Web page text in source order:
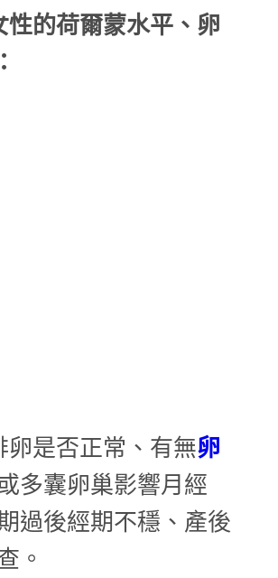
的荷爾蒙水平、卵
是否正常、有無卵
多囊卵巢影響月經
過後經期不穩、產後
。